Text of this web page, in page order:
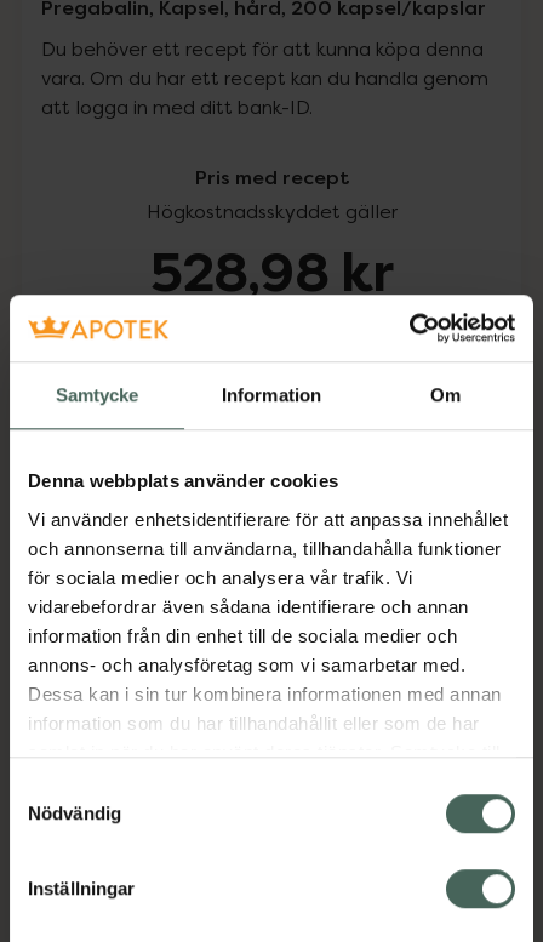
Samtycke Information Om
Denna webbplats använder cookies
Vi använder enhetsidentifierare för att anpassa innehållet
och annonserna till användarna, tillhandahålla funktioner
för sociala medier och analysera vår trafik. Vi
vidarebefordrar även sådana identifierare och annan
information från din enhet till de sociala medier och
annons- och analysföretag som vi samarbetar med.
Dessa kan i sin tur kombinera informationen med annan
information som du har tillhandahållit eller som de har
samlat in när du har använt deras tjänster. Samtycke till
återkalla ditt samtycke via webbplatsens
cookieinställningar. Ett återkallat samtycke påverkar inte
lagligheten av behandling som skett innan återkallelsen.
Nödvändig
Inställningar
Pregabalin, Kapsel, hård, 200 kapsel/kapslar
Du behöver ett recept för att kunna köpa denna
vara. Om du har ett recept kan du handla genom
att logga in med ditt bank-ID.
Pris med recept
Högkostnadsskyddet gäller
528,98 kr
Köp via ditt recept
Aktuella erbjudanden
Beskrivning Dölj
Läs alltid bipacksedeln innan
användning.
EAN:05055565722312
Bipacksedel från FASS Visa